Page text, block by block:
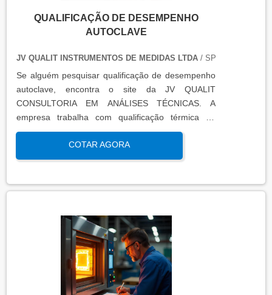
QUALIFICAÇÃO DE DESEMPENHO
AUTOCLAVE
JV QUALIT INSTRUMENTOS DE MEDIDAS LTDA/ SP
Se alguém pesquisar qualificação de desempenho
autoclave, encontra o site da JV QUALIT
CONSULTORIA EM ANÁLISES TÉCNICAS. A
empresa trabalha com qualificação térmica de
equipamentos e engenharia, disponibilizando o que
há de mais atual para garantir a qualidade final
para seus clientes.
COTAR AGORA